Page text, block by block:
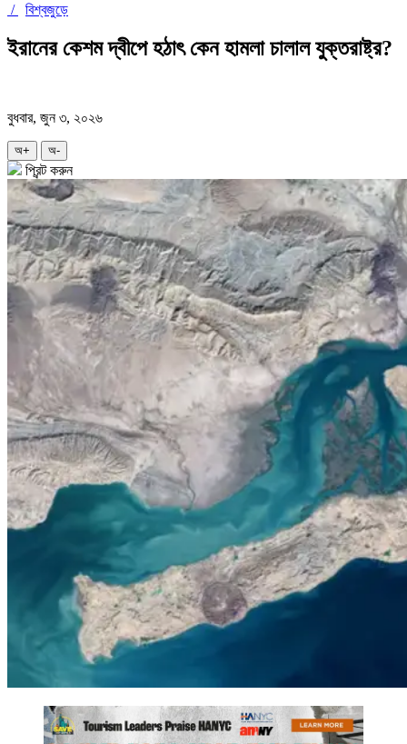
/ বিশ্বজুড়ে
ইরানের কেশম দ্বীপে হঠাৎ কেন হামলা চালাল যুক্তরাষ্ট্র?
বুধবার, জুন ৩, ২০২৬
অ+ অ-
প্রিন্ট করুন